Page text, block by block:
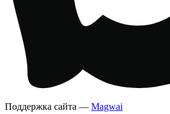
Поддержка сайта — Magwai